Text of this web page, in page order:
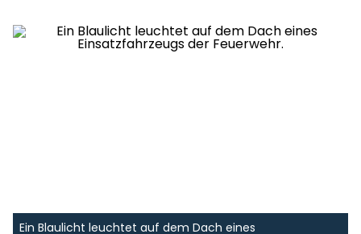
Ein Blaulicht leuchtet auf dem Dach eines